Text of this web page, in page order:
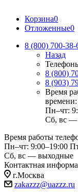
Корзина0
Отложенные0
8 (800) 700-38-
Назад
8 (800)
8 (903)
Время
времени:
Пн–чт:
Сб, вс —
Время работы
Пн–чт: 9:00–19:00
Сб, вс — выходные
Контактная
г.Москва
zakazzz@uazzz.ru